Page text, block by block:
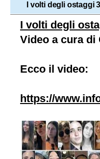
I volti degli ostaggi
I volti degli
Video a cura
Ecco il video:
https://